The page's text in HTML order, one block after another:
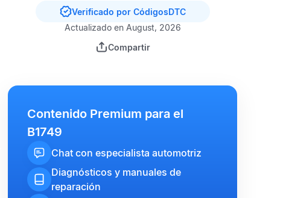
Verificado por CódigosDTC
Actualizado en August, 2026
Compartir
Contenido Premium para el
B1749
Chat con especialista automotriz
Diagnósticos y manuales de
reparación